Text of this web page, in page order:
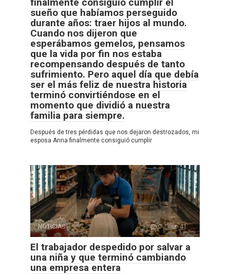
sueño que habíamos perseguido
durante años: traer hijos al mundo.
Cuando nos dijeron que
esperábamos gemelos, pensamos
que la vida por fin nos estaba
recompensando después de tanto
sufrimiento. Pero aquel día que debía
ser el más feliz de nuestra historia
terminó convirtiéndose en el
momento que dividió a nuestra
familia para siempre.
Después de tres pérdidas que nos dejaron destrozados, mi
esposa Anna finalmente consiguió cumplir
NOTICIAS 0 41
El trabajador despedido por salvar a
una niña y que terminó cambiando
una empresa entera